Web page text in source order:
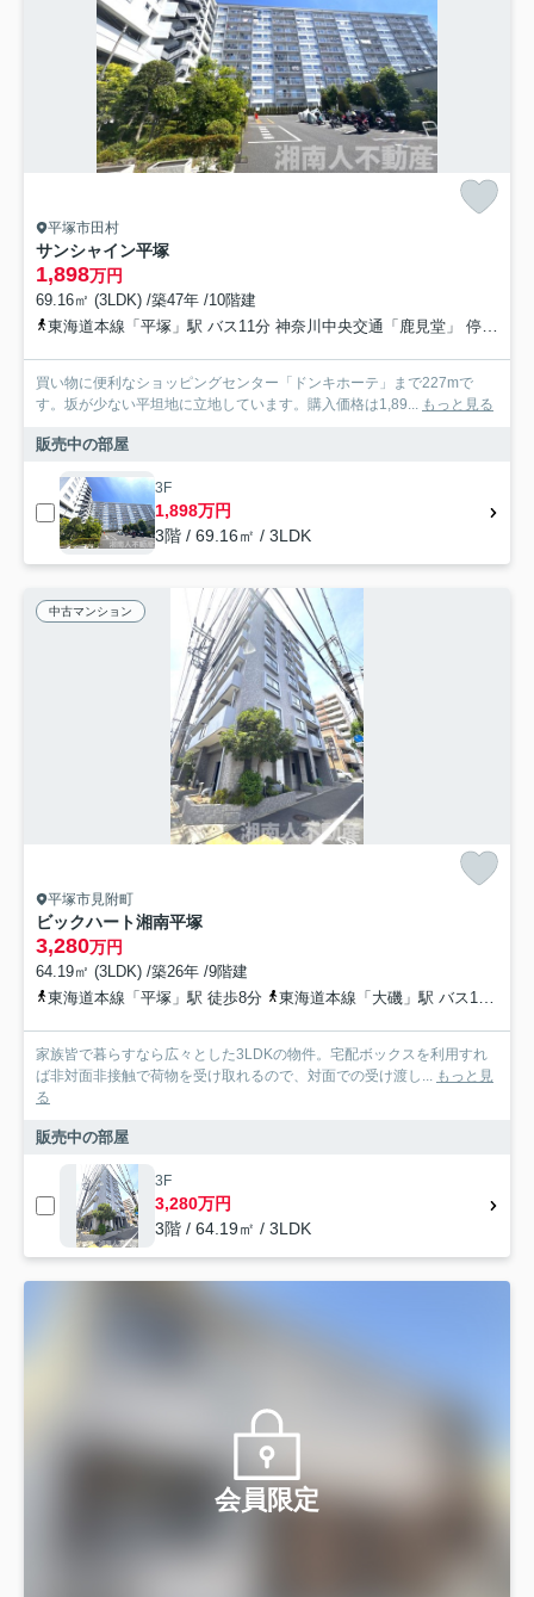
平塚市田村
サンシャイン平塚
1,898万円
69.16㎡ (3LDK) /築47年 /10階建
東海道本線「平塚」駅 バス11分 神奈川中央交通「鹿見堂」 停歩2分
買い物に便利なショッピングセンター「ドンキホーテ」まで227mで
す。坂が少ない平坦地に立地しています。購入価格は1,89... もっと見る
販売中の部屋
3F
1,898万円
3階 / 69.16㎡ / 3LDK
中古マンション
平塚市見附町
ビックハート湘南平塚
3,280万円
64.19㎡ (3LDK) /築26年 /9階建
東海道本線「平塚」駅 徒歩8分
東海道本線「大磯」駅 バス14分 神奈川中央交通「平塚文化芸術ホール前」 停歩6分
家族皆で暮らすなら広々とした3LDKの物件。宅配ボックスを利用すれ
ば非対面非接触で荷物を受け取れるので、対面での受け渡し... もっと見
る
販売中の部屋
3F
3,280万円
3階 / 64.19㎡ / 3LDK
会員限定